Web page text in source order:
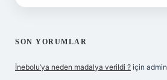
SON YORUMLAR
İnebolu’ya neden madalya verildi ? için admin